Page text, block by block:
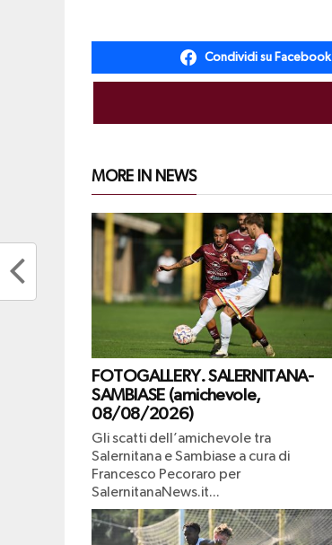
Condividi su Facebook
MORE IN NEWS
FOTOGALLERY. SALERNITANA-
SAMBIASE (amichevole,
08/08/2026)
Gli scatti dell’amichevole tra
Salernitana e Sambiase a cura di
Francesco Pecoraro per
SalernitanaNews.it...